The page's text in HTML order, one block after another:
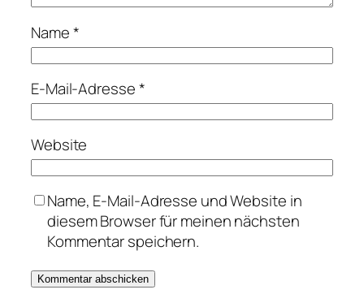
Name*
E-Mail-Adresse*
Website
Name, E-Mail-Adresse und Website in
diesem Browser für meinen nächsten
Kommentar speichern.